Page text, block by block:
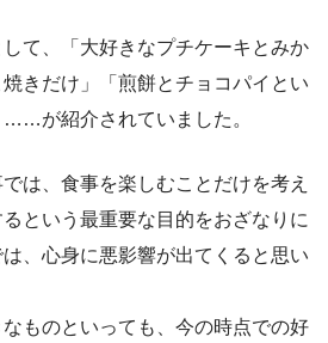
て、「大好きなプチケーキとみか
きだけ」「煎餅とチョコパイとい
……が紹介されていました。
は、食事を楽しむことだけを考え
という最重要な目的をおざなりに
、心身に悪影響が出てくると思い
ものといっても、今の時点での好